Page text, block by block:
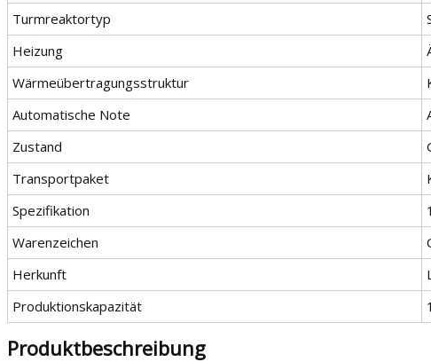
Turmreaktortyp
Heizung
Wärmeübertragungsstruktur
Automatische Note
Zustand
Transportpaket
Spezifikation
Warenzeichen
Herkunft
Produktionskapazität
Produktbeschreibung